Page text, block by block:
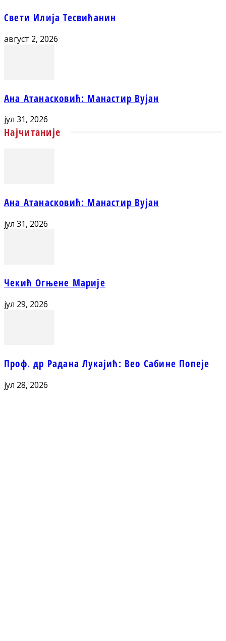
Свети Илија Тесвићанин
август 2, 2026
Ана Атанасковић: Манастир Вујан
јул 31, 2026
Најчитаније
Ана Атанасковић: Манастир Вујан
јул 31, 2026
Чекић Огњене Марије
јул 29, 2026
Проф. др Радана Лукајић: Вео Сабине Попеје
јул 28, 2026